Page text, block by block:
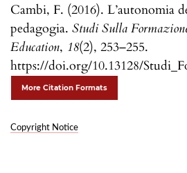
Cambi, F. (2016). L’autonomia
pedagogia. Studi Sulla
Education, 18(2), 253–255.
https://doi.org/10.13128/
More Citation Formats
Copyright Notice